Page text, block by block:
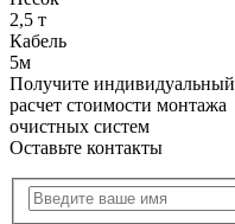
2,5 т
Кабель
5м
Получите индивидуальный
расчет стоимости монтажа
очистных систем
Оставьте контакты